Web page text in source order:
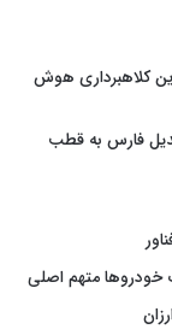
کلاهبرداری هوش
فارس به قطب
خودروها متهم اصلی